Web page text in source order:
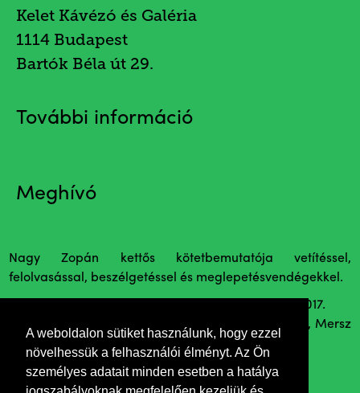
A weboldalon sütiket használunk, hogy ezzel
növelhessük a felhasználói élményt. Az Ön
személyes adatait minden esetben a hatálya
Kelet Kávézó és Galéria
1114 Budapest
Bartók Béla út 29.
További információ
Meghívó
Nagy Zopán kettős kötetbemutatója vetítéssel,
felolvasással, beszélgetéssel és meglepetésvendégekkel.
Duplex (Fotográfiák, fotómunkák), Pixel könyvek, 2017.
Füzet (Válogatott rajzolatok, írás-képek, 1997-2017), Mersz
Közreműködik: